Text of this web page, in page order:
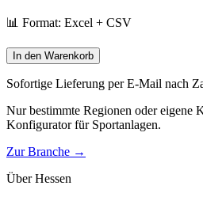
📊 Format: Excel + CSV
In den Warenkorb
Sofortige Lieferung per E-Mail nach
Nur bestimmte Regionen oder eigene
Konfigurator für Sportanlagen.
Zur Branche →
ÜberHessen